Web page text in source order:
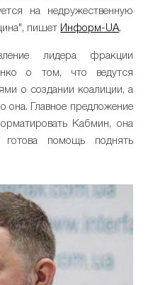
на недружественную
пишет Информ-UA.
лидера фракции
о том, что ведутся
о создании коалиции, а
она. Главное предложение
Кабмин, она
готова помощь поднять